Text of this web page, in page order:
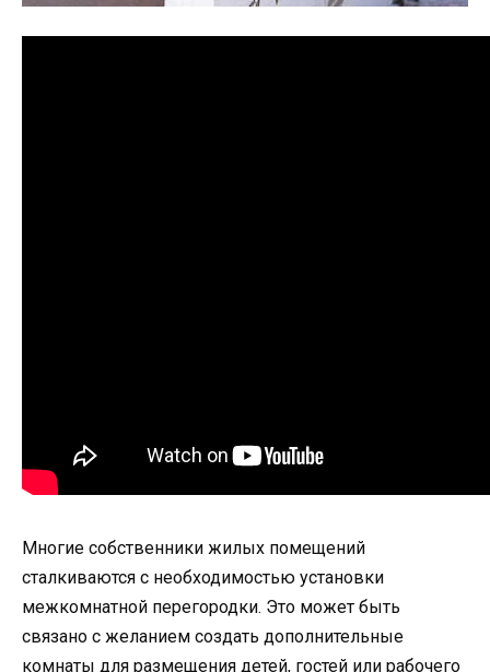
Многие собственники жилых помещений
сталкиваются с необходимостью установки
межкомнатной перегородки. Это может быть
связано с желанием создать дополнительные
комнаты для размещения детей, гостей или рабочего